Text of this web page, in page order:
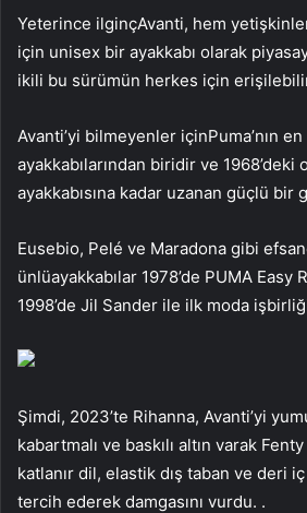
Yeterince ilginçAvanti, hem
için unisex bir ayakkabı olarak
ikili bu sürümün herkes için
Avanti’yi bilmeyenler içinPuma’nın
ayakkabılarından biridir ve
ayakkabısına kadar uzanan güçlü bir
Eusebio, Pelé ve Maradona gibi
ünlüayakkabılar 1978’de PUMA Easy
1998’de Jil Sander ile ilk moda
Şimdi, 2023’te Rihanna, Avanti’yi
kabartmalı ve baskılı altın varak
katlanır dil, elastik dış taban ve deri
tercih ederek damgasını vurdu. .